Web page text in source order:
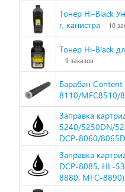
Тонер Hi-Black
г, канистра
10
Тонер Hi-Black
9 заказов
Барабан
8110/MFC8510/
Заправка
5240/5250DN/
DCP-8060/
Заправка
DCP-8085, HL-
8880, MFC-8890)